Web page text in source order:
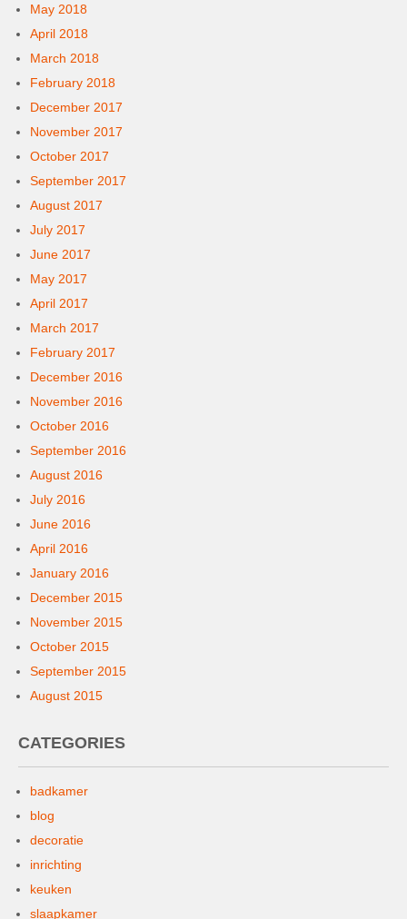
May 2018
April 2018
March 2018
February 2018
December 2017
November 2017
October 2017
September 2017
August 2017
July 2017
June 2017
May 2017
April 2017
March 2017
February 2017
December 2016
November 2016
October 2016
September 2016
August 2016
July 2016
June 2016
April 2016
January 2016
December 2015
November 2015
October 2015
September 2015
August 2015
CATEGORIES
badkamer
blog
decoratie
inrichting
keuken
slaapkamer